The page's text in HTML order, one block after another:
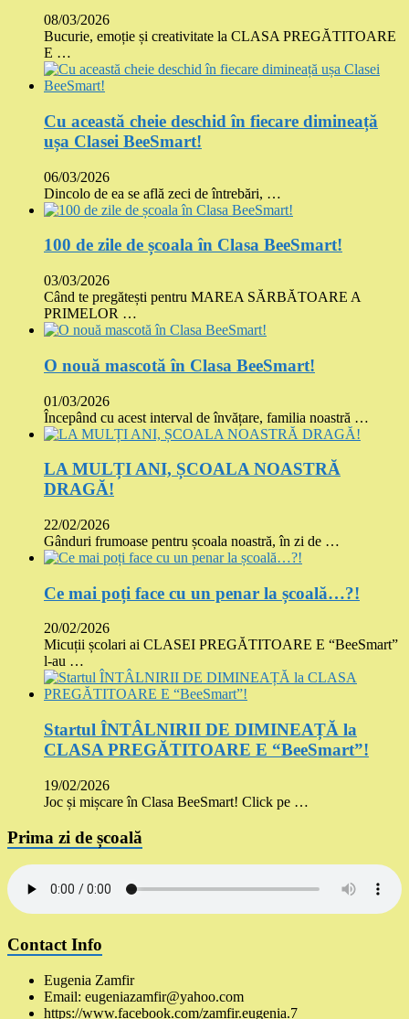
08/03/2026
Bucurie, emoție și creativitate la CLASA PREGĂTITOARE
E …
Cu această cheie deschid în fiecare dimineață
ușa Clasei BeeSmart!
06/03/2026
Dincolo de ea se află zeci de întrebări, …
100 de zile de școala în Clasa BeeSmart!
03/03/2026
Când te pregătești pentru MAREA SĂRBĂTOARE A
PRIMELOR …
O nouă mascotă în Clasa BeeSmart!
01/03/2026
Începând cu acest interval de învățare, familia noastră …
LA MULȚI ANI, ȘCOALA NOASTRĂ
DRAGĂ!
22/02/2026
Gânduri frumoase pentru școala noastră, în zi de …
Ce mai poți face cu un penar la școală…?!
20/02/2026
Micuții școlari ai CLASEI PREGĂTITOARE E “BeeSmart”
l-au …
Startul ÎNTÂLNIRII DE DIMINEAȚĂ la
CLASA PREGĂTITOARE E “BeeSmart”!
19/02/2026
Joc și mișcare în Clasa BeeSmart! Click pe …
Prima zi de școală
Contact Info
Eugenia Zamfir
Email: eugeniazamfir@yahoo.com
https://www.facebook.com/zamfir.eugenia.7